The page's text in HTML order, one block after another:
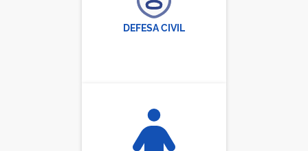
DEFESA CIVIL